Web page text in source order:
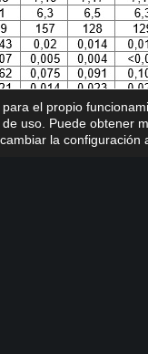
el propio
uso. Puede obtener
la